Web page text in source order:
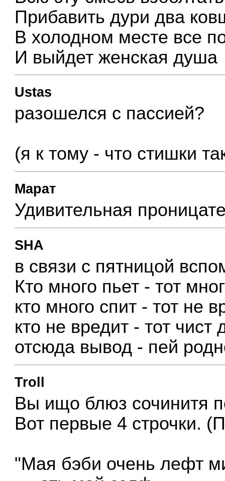
Прибавить дури два
В холодном месте все
И выйдет женская душа
Ustas
разошелся с пассией?
(я к тому - что стишки
Марат
Удивительная
SHA
в связи с пятницой
Кто много пьет - тот
кто много спит - тот не
кто не вредит - тот чист
отсюда вывод - пей
Troll
Вы ищо блюз сочинитя
Вот первые 4 строчки.
"Мая бэби очень лефт